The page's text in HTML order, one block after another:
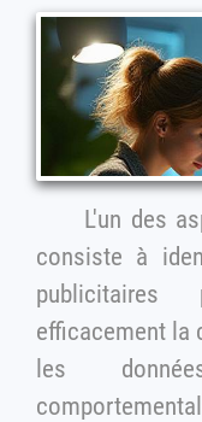
L'un des aspects clés de
consiste à
publicitaires
efficacement la
les
comportementales